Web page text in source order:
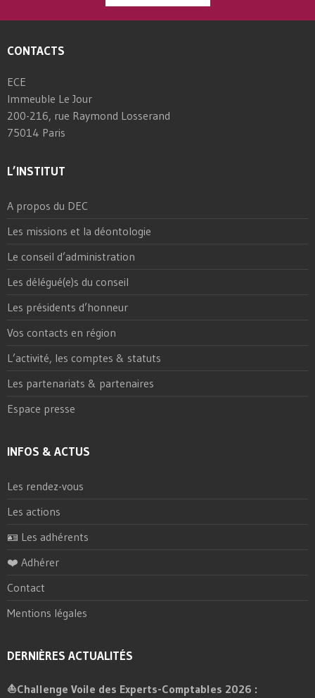
CONTACTS
ECE
Immeuble Le Jour
200-216, rue Raymond Losserand
75014 Paris
L’INSTITUT
A propos du DEC
Les missions et la déontologie
Le conseil d’administration
Les délégué(e)s du conseil
Les présidents d’honneur
Vos contacts en région
L’activité, les comptes & statuts
Les partenariats & partenaires
Espace presse
INFOS & ACTUS
Les rendez-vous
Les actions
🪪 Les adhérents
❤️ Adhérer
Contact
Mentions légales
DERNIÈRES ACTUALITÉS
⛵Challenge Voile des Experts-Comptables 2026 :